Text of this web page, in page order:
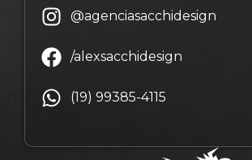
@agenciasacchidesign
/alexsacchidesign
(19) 99385-4115